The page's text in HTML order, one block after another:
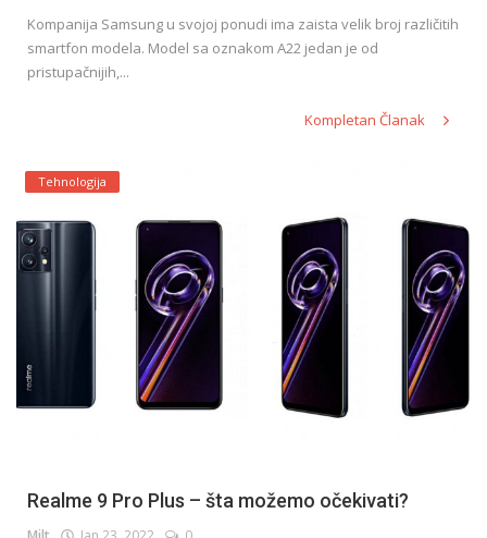
Kompanija Samsung u svojoj ponudi ima zaista velik broj različitih
smartfon modela. Model sa oznakom A22 jedan je od
pristupačnijih,...
Kompletan Članak
Tehnologija
Realme 9 Pro Plus – šta možemo očekivati?